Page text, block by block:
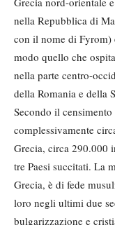
nella Repubblica di
con il nome di
modo quello che
nella parte centro-
della Romania e della
Secondo il
complessivamente
Grecia, circa 290.000
tre Paesi succitati. La
Grecia, è di fede
loro negli ultimi due
bulgarizzazione e